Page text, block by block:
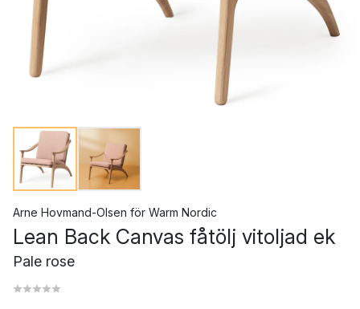
Arne Hovmand-Olsen för Warm Nordic
Lean Back Canvas fåtölj vitoljad ek
Pale rose